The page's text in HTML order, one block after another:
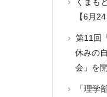
【6月
第11回
休みの
会」を
「理学